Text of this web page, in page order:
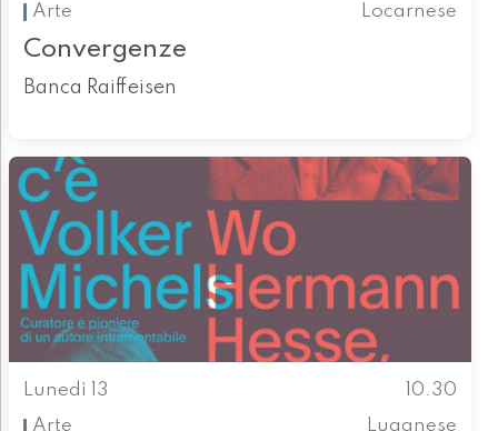
Arte
Locarnese
Convergenze
Banca Raiffeisen
Lunedì 13
10.30
Arte
Luganese